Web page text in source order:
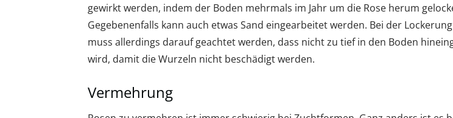
gewirkt werden, indem der Boden mehrmals im Jahr um die Rose herum
Gegebenenfalls kann auch etwas Sand eingearbeitet werden. Bei der
muss allerdings darauf geachtet werden, dass nicht zu tief in den Boden
wird, damit die Wurzeln nicht beschädigt werden.
Vermehrung